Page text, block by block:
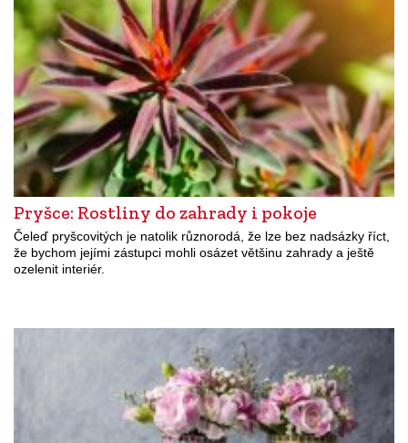
Pryšce: Rostliny do zahrady i pokoje
Čeleď pryšcovitých je natolik různorodá, že lze bez nadsázky říct,
že bychom jejími zástupci mohli osázet většinu zahrady a ještě
ozelenit interiér.